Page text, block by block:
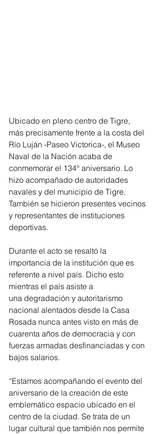
Ubicado en pleno centro de Tigre,
más precisamente frente a la costa del
Río Luján -Paseo Victorica-, el Museo
Naval de la Nación acaba de
conmemorar el 134° aniversario. Lo
hizo acompañado de autoridades
navales y del municipio de Tigre.
También se hicieron presentes vecinos
y representantes de instituciones
deportivas.
Durante el acto se resaltó la
importancia de la institución que es
referente a nivel país. Dicho esto
mientras el país asiste a
una degradación y autoritarismo
nacional alentados desde la Casa
Rosada nunca antes visto en más de
cuarenta años de democracia y con
fuerzas armadas desfinanciadas y con
bajos salarios.
“Estamos acompañando el evento del
aniversario de la creación de este
emblemático espacio ubicado en el
centro de la ciudad. Se trata de un
lugar cultural que también nos permite